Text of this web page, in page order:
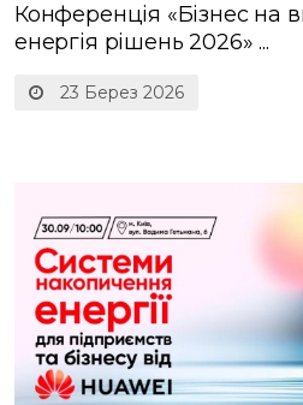
23 Берез 2026
Конференція «Бізнес на
енергія рішень 2026» ...